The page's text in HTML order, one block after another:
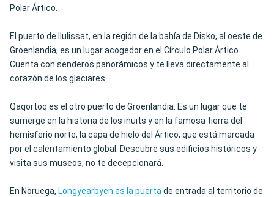
Polar Ártico.
El puerto de Ilulissat, en la región de la bahía de Disko, al oeste de
Groenlandia, es un lugar acogedor en el Círculo Polar Ártico.
Cuenta con senderos panorámicos y te lleva directamente al
corazón de los glaciares.
Qaqortoq es el otro puerto de Groenlandia. Es un lugar que te
sumerge en la historia de los inuits y en la famosa tierra del
hemisferio norte, la capa de hielo del Ártico, que está marcada
por el calentamiento global. Descubre sus edificios históricos y
visita sus museos, no te decepcionará.
En Noruega, Longyearbyen es la puertade entrada al territorio de